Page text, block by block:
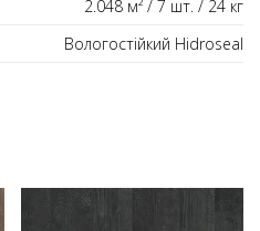
2.048 м² / 7 шт. / 24 кг
Вологостійкий Hidroseal